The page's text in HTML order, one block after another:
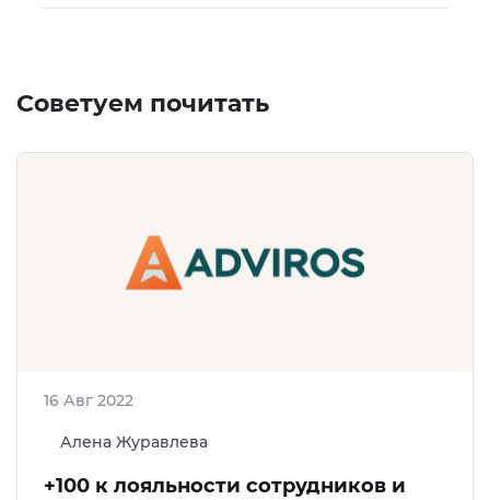
Советуем почитать
Алена Журавлева
16 Авг 2022
+100 к лояльности сотрудников и